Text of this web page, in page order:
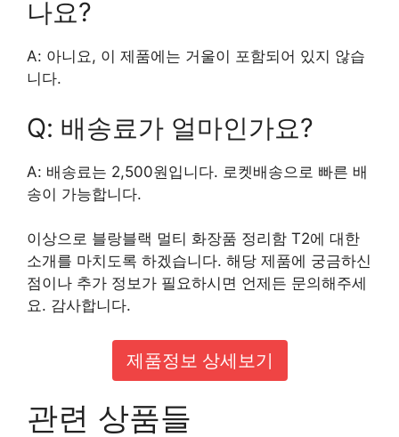
나요?
A: 아니요, 이 제품에는 거울이 포함되어 있지 않습
니다.
Q: 배송료가 얼마인가요?
A: 배송료는 2,500원입니다. 로켓배송으로 빠른 배
송이 가능합니다.
이상으로 블랑블랙 멀티 화장품 정리함 T2에 대한
소개를 마치도록 하겠습니다. 해당 제품에 궁금하신
점이나 추가 정보가 필요하시면 언제든 문의해주세
요. 감사합니다.
제품정보 상세보기
관련 상품들